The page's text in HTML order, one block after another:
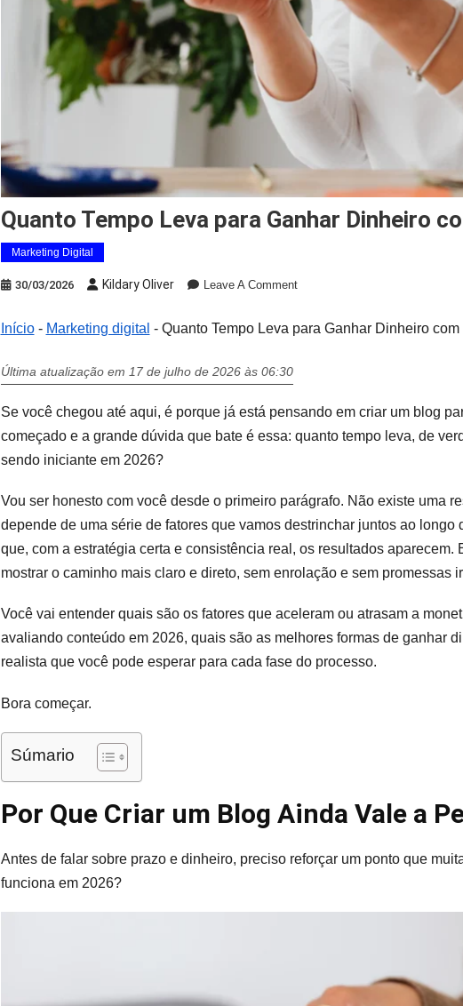
Quanto Tempo Leva para Ganhar Dinheiro
Marketing Digital
30/03/2026 Kildary Oliver Leave A CommentOn
Tempo
Com
Blog
2026
Início- Marketing digital - Quanto Tempo Leva para Ganhar Dinheiro
Última atualização em 17 de julho de 2026 às 06:30
Se você chegou até aqui, é porque já está pensando em criar um blog
começado e a grande dúvida que bate é essa: quanto tempo leva, de
sendo iniciante em 2026?
Vou ser honesto com você desde o primeiro parágrafo. Não existe uma
depende de uma série de fatores que vamos destrinchar juntos ao longo
que, com a estratégia certa e consistência real, os resultados aparecem.
mostrar o caminho mais claro e direto, sem enrolação e sem promessas
Você vai entender quais são os fatores que aceleram ou atrasam a
avaliando conteúdo em 2026, quais são as melhores formas de ganhar
realista que você pode esperar para cada fase do processo.
Bora começar.
Súmario
Por Que Criar um Blog Ainda Vale a
Antes de falar sobre prazo e dinheiro, preciso reforçar um ponto que
funciona em 2026?